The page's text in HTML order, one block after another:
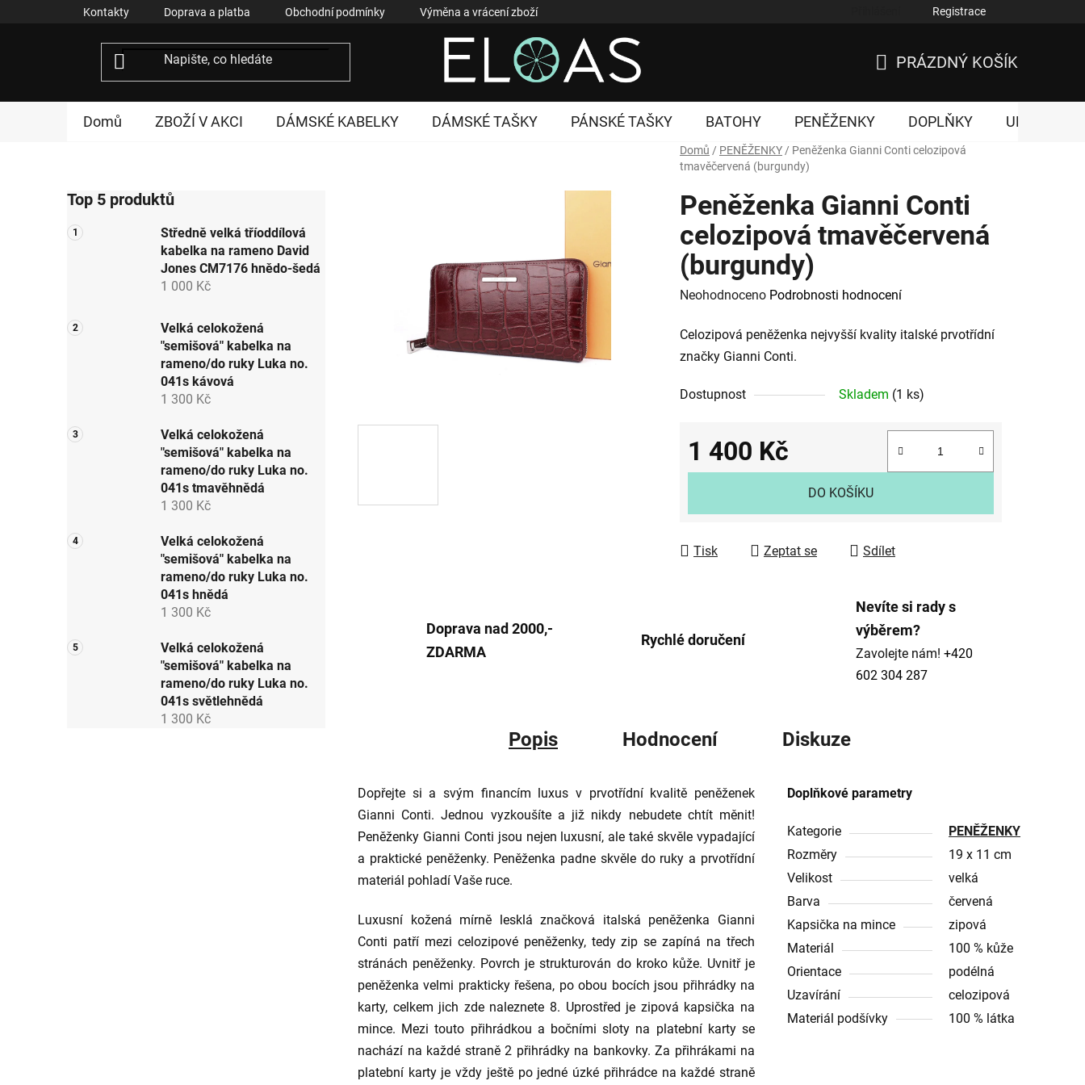
Kontakty Doprava a platba Obchodní podmínky Výměna a vrácení zboží Registrace
KOŠÍK
PRÁZDNÝ KOŠÍK
Domů ZBOŽÍ V AKCI DÁMSKÉ KABELKY DÁMSKÉ TAŠKY PÁNSKÉ TAŠKY BATOHY PENĚŽENKY DOPLŇKY UNISEX
Domů / PENĚŽENKY / Peněženka Gianni Conti celozipová
tmavěčervená (burgundy)
o
s
t
n
e
Top 5 produktů
Středně velká tříoddílová
kabelka na rameno David
Jones CM7176 hnědo-šedá
1 000 Kč
Velká celokožená
"semišová" kabelka na
rameno/do ruky Luka no.
041s kávová
1 300 Kč
Velká celokožená
"semišová" kabelka na
rameno/do ruky Luka no.
041s tmavěhnědá
1 300 Kč
Velká celokožená
"semišová" kabelka na
rameno/do ruky Luka no.
041s hnědá
1 300 Kč
Velká celokožená
"semišová" kabelka na
rameno/do ruky Luka no.
041s světlehnědá
1 300 Kč
Peněženka Gianni Conti
celozipová tmavěčervená
(burgundy)
Průměrné
produktu
je
z
hvězdiček.
Neohodnoceno Podrobnosti hodnocení
Celozipová peněženka nejvyšší kvality italské prvotřídní
značky Gianni Conti.
Dostupnost Skladem (1 ks)
1 400 Kč
Měrná cena:
DO KOŠÍKU
Tisk Zeptat se Sdílet
Doprava nad 2000,-
ZDARMA
Rychlé doručení
Nevíte si rady s
výběrem?
Zavolejte nám! +420
602 304 287
Popis Hodnocení Diskuze
Dopřejte si a svým financím luxus v prvotřídní kvalitě peněženek
Gianni Conti. Jednou vyzkoušíte a již nikdy nebudete chtít měnit!
Peněženky Gianni Conti jsou nejen luxusní, ale také skvěle vypadající
a praktické peněženky. Peněženka padne skvěle do ruky a prvotřídní
materiál pohladí Vaše ruce.
Luxusní kožená mírně lesklá značková italská peněženka Gianni
Conti patří mezi celozipové peněženky, tedy zip se zapíná na třech
stránách peněženky. Povrch je strukturován do kroko kůže. Uvnitř je
peněženka velmi prakticky řešena, po obou bocích jsou přihrádky na
karty, celkem jich zde naleznete 8. Uprostřed je zipová kapsička na
mince. Mezi touto přihrádkou a bočními sloty na platební karty se
nachází na každé straně 2 přihrádky na bankovky. Za přihrákami na
platební karty je vždy ještě po jedné úzké přihrádce na každé straně
Doplňkové parametry
Kategorie
PENĚŽENKY
Rozměry
19 x 11 cm
Velikost
velká
Barva
červená
Kapsička na mince
zipová
Materiál
100 % kůže
Orientace
podélná
Uzavírání
celozipová
Materiál podšívky
100 % látka